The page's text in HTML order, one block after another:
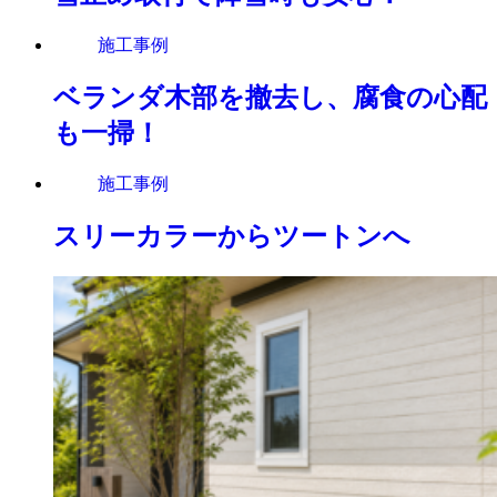
施工事例
ベランダ木部を撤去し、腐食の心配
も一掃！
施工事例
スリーカラーからツートンへ